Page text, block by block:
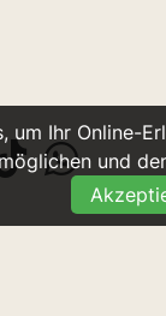
um Ihr Online-
und